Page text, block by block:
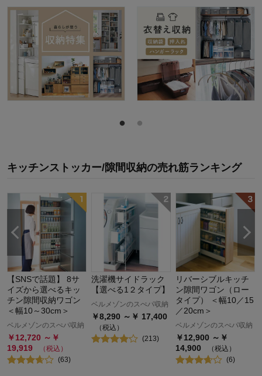
キッチンストッカー/隙間収納の売れ筋ランキング
【SNSで話題】 8サ
イズから選べるキッ
チン隙間収納ワゴン
＜幅10～30cm＞
ベルメゾンのスぺパ収納
￥12,720 ～￥
19,919
（税込）
(63)
洗濯機サイドラック
【選べる1２タイプ】
ベルメゾンのスぺパ収納
￥8,290 ～￥ 17,400
（税込）
(213)
リバーシブルキッチ
ン隙間ワゴン（ロー
タイプ） ＜幅10／15
／20cm＞
ベルメゾンのスぺパ収納
￥12,900 ～￥
14,900
（税込）
(6)